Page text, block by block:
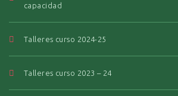
capacidad
Talleres curso 2024-25
Talleres curso 2023 – 24